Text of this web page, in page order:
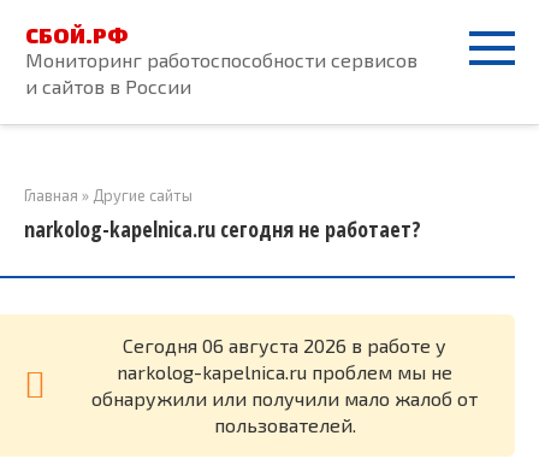
контенту
СБОЙ.РФ
Мониторинг работоспособности сервисов
и сайтов в России
Главная » Другие сайты
narkolog-kapelnica.ru сегодня не работает?
Cегодня 06 августа 2026 в работе у
narkolog-kapelnica.ru проблем мы не
обнаружили или получили мало жалоб от
пользователей.